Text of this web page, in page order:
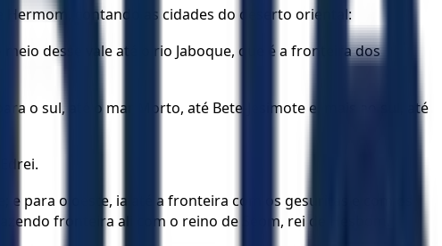
Hermom, contando as cidades do deserto oriental:
desse vale até o rio Jaboque, que é a fronteira dos
o sul, até o mar Morto, até Bete-Jesimote e, mais ao sul, até
para o oeste, ia até a fronteira com os gesuritas e com os
fronteira ali com o reino de Seom, rei de Hesbom.